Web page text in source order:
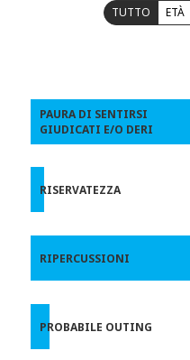
TUTTO ETÀ
PAURA DI SENTIRSI
GIUDICATI E/O DERI
RISERVATEZZA
RIPERCUSSIONI
PROBABILE OUTING